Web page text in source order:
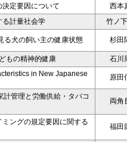
定要因について
西本
る計量社会学
竹ノ
る犬の飼い主の健康状態 杉田
もの精神的健康
石川
in New Japanese
原田
管理と労働供給・タバコ
両角
ングの規定要因に関する
福田